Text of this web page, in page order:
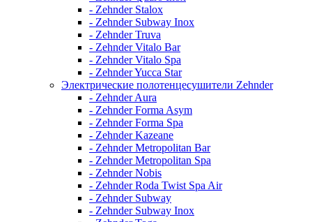
- Zehnder Stalox
- Zehnder Subway Inox
- Zehnder Truva
- Zehnder Vitalo Bar
- Zehnder Vitalo Spa
- Zehnder Yucca Star
Электрические полотенцесушители Zehnder
- Zehnder Aura
- Zehnder Forma Asym
- Zehnder Forma Spa
- Zehnder Kazeane
- Zehnder Metropolitan Bar
- Zehnder Metropolitan Spa
- Zehnder Nobis
- Zehnder Roda Twist Spa Air
- Zehnder Subway
- Zehnder Subway Inox